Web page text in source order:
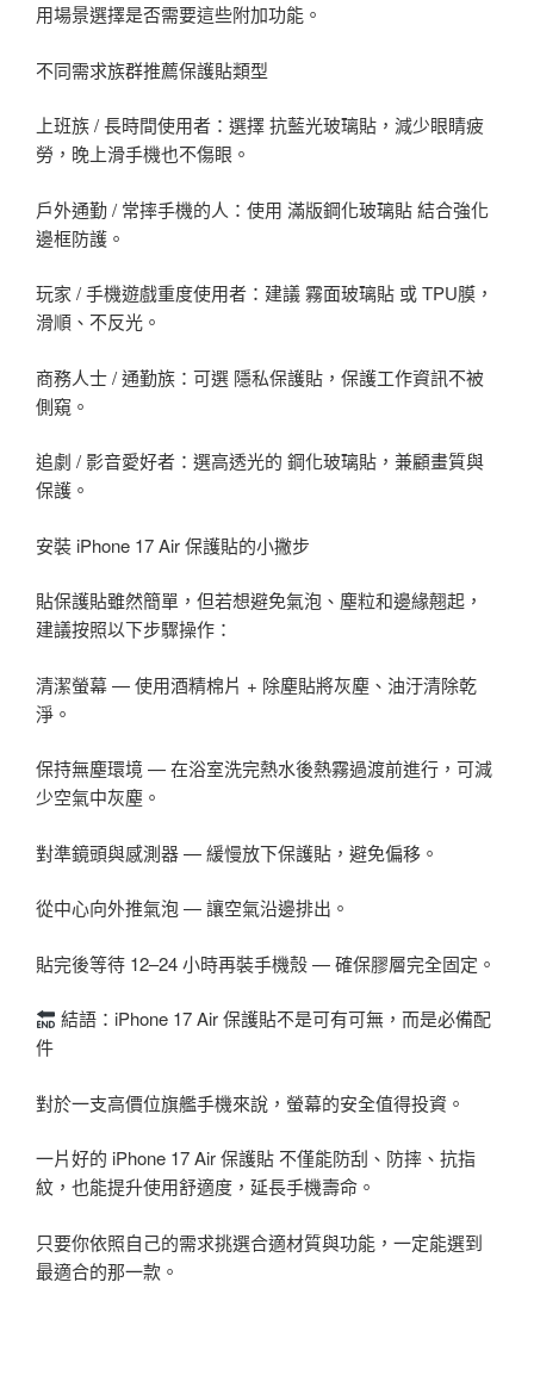
用場景選擇是否需要這些附加功能。
不同需求族群推薦保護貼類型
上班族 / 長時間使用者：選擇 抗藍光玻璃貼，減少眼睛疲
勞，晚上滑手機也不傷眼。
戶外通勤 / 常摔手機的人：使用 滿版鋼化玻璃貼 結合強化
邊框防護。
玩家 / 手機遊戲重度使用者：建議 霧面玻璃貼 或 TPU膜，
滑順、不反光。
商務人士 / 通勤族：可選 隱私保護貼，保護工作資訊不被
側窺。
追劇 / 影音愛好者：選高透光的 鋼化玻璃貼，兼顧畫質與
保護。
安裝 iPhone 17 Air 保護貼的小撇步
貼保護貼雖然簡單，但若想避免氣泡、塵粒和邊緣翹起，
建議按照以下步驟操作：
清潔螢幕 — 使用酒精棉片 + 除塵貼將灰塵、油汙清除乾
淨。
保持無塵環境 — 在浴室洗完熱水後熱霧過渡前進行，可減
少空氣中灰塵。
對準鏡頭與感測器 — 緩慢放下保護貼，避免偏移。
從中心向外推氣泡 — 讓空氣沿邊排出。
貼完後等待 12–24 小時再裝手機殼 — 確保膠層完全固定。
結語：iPhone 17 Air 保護貼不是可有可無，而是必備配
件
對於一支高價位旗艦手機來說，螢幕的安全值得投資。
一片好的 iPhone 17 Air 保護貼 不僅能防刮、防摔、抗指
紋，也能提升使用舒適度，延長手機壽命。
只要你依照自己的需求挑選合適材質與功能，一定能選到
最適合的那一款。